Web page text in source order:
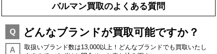
バルマン買取のよくある質問
Q どんなブランドが買取可能ですか？
A
取扱いブランド数は13,000以上！どんなブランドでも買取いたし